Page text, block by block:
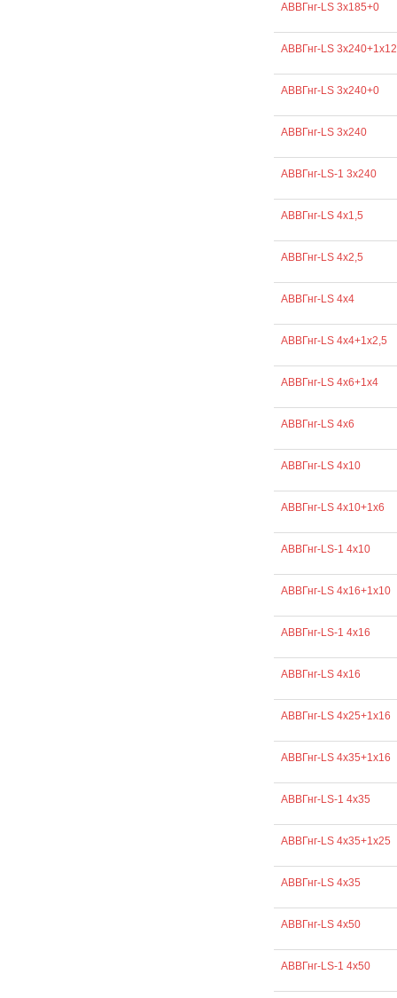
АВВГнг-LS 3х185+0
АВВГнг-LS
АВВГнг-LS 3х240+0
АВВГнг-LS 3х240
АВВГнг-LS-1 3х240
АВВГнг-LS 4х1,5
АВВГнг-LS 4х2,5
АВВГнг-LS 4х4
АВВГнг-LS 4х4+1х2,5
АВВГнг-LS 4х6+1х4
АВВГнг-LS 4х6
АВВГнг-LS 4х10
АВВГнг-LS 4х10+1х6
АВВГнг-LS-1 4х10
АВВГнг-LS 4х16+1х10
АВВГнг-LS-1 4х16
АВВГнг-LS 4х16
АВВГнг-LS 4х25+1х16
АВВГнг-LS 4х35+1х16
АВВГнг-LS-1 4х35
АВВГнг-LS 4х35+1х25
АВВГнг-LS 4х35
АВВГнг-LS 4х50
АВВГнг-LS-1 4х50